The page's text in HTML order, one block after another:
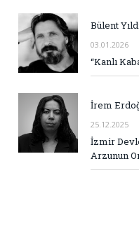
Bülent
03.01.2026
“Kanlı
İrem
25.12.2025
İzmir
Arzunun